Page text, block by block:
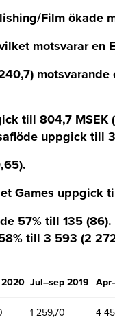
Film ökade
motsvarar en
till 804,7
uppgick till
Games uppgick
57% till 135
till 3 593 (2
Jul–sep 2019
1 259,70 4